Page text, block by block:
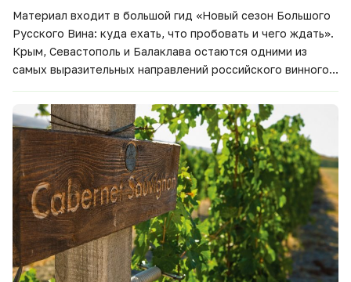
Материал входит в большой гид «Новый сезон Большого
Русского Вина: куда ехать, что пробовать и чего ждать».
Крым, Севастополь и Балаклава остаются одними из
самых выразительных направлений российского винного
планы сезона, маршруты для гостей и вина, которые
стоит попробовать.